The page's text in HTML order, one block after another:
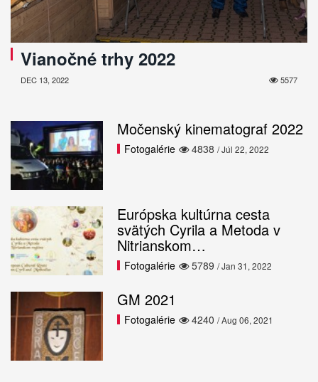
Vianočné trhy 2022
5577
DEC 13, 2022
Močenský kinematograf 2022
4838
Fotogalérie / Júl 22, 2022
Európska kultúrna cesta
svätých Cyrila a Metoda v
Nitrianskom…
5789
Fotogalérie / Jan 31, 2022
GM 2021
4240
Fotogalérie / Aug 06, 2021